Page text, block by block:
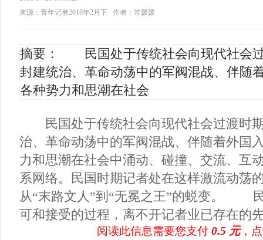
来源：青年记者2018年2月下
作者：常媛媛
摘要： 民国处于传统社会向现代社会过
封建统治、革命动荡中的军阀混战、伴随
各种势力和思潮在社会
民国处于传统社会向现代社会过渡时
治、革命动荡中的军阀混战、伴随着外国
力和思潮在社会中涌动、碰撞、交流、互
系网络。民国时期记者处在这样激流动荡
从“末路文人”到“无冕之王”的蜕变。
可和接受的过程，离不开记者业已存在的
阅读此信息需要您支付 0.5 元，